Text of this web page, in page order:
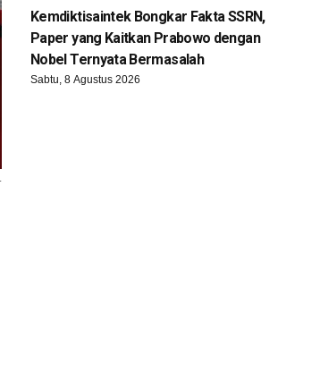
Kemdiktisaintek Bongkar Fakta SSRN,
Paper yang Kaitkan Prabowo dengan
Nobel Ternyata Bermasalah
Sabtu, 8 Agustus 2026